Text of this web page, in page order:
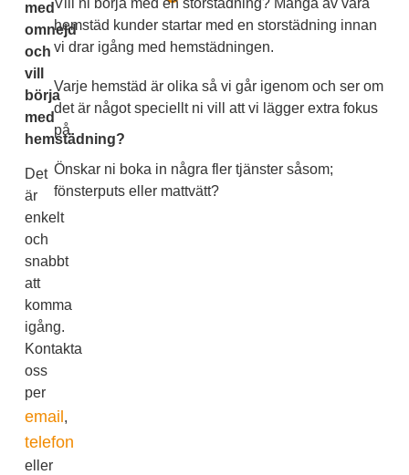
med
omnejd
och
vill
börja
med
hemstädning?
Det
är
enkelt
och
snabbt
att
komma
igång.
Kontakta
oss
per
email ,
telefon
eller
hemstäd kunder startar med en storstädning innan
vi drar igång med hemstädningen.
Varje hemstäd är olika så vi går igenom och ser om
det är något speciellt ni vill att vi lägger extra fokus
på.
Önskar ni boka in några fler tjänster såsom;
fönsterputs eller mattvätt?